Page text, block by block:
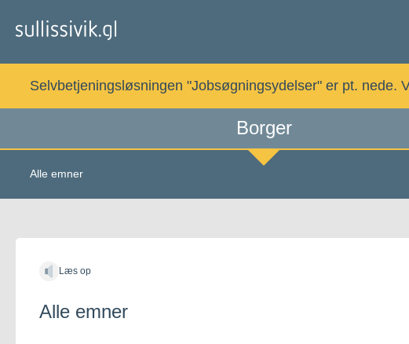
Selvbetjeningsløsningen "Jobsøgningsydelser" er pt. nede.
Borger
Alle emner
Læs op
Alle emner